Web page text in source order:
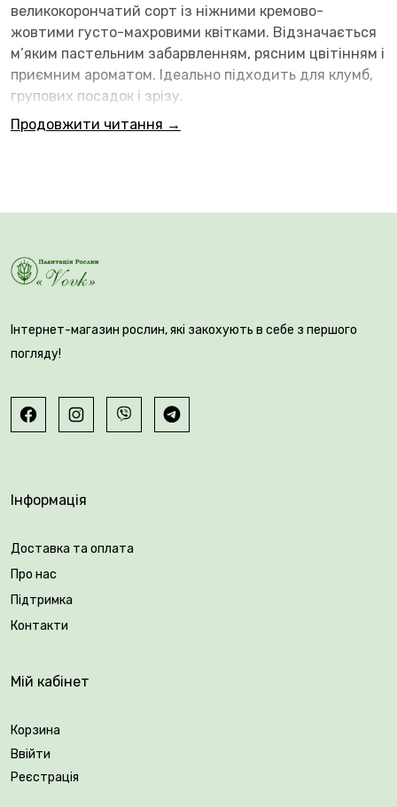
великокорончатий сорт із ніжними кремово-
жовтими густо-махровими квітками. Відзначається
м’яким пастельним забарвленням, рясним цвітінням і
приємним ароматом. Ідеально підходить для клумб,
групових посадок і зрізу.
затінених ділянках із пухким, дренованим ґрунтом.
Цибулини висаджують на глибину 10–15 см із
полив у період росту та цвітіння. Після цвітіння
квітконоси видаляють, листя залишають до повного
природного відмирання. Підживлення проводять
Продовжити читання →
Інтернет-магазин рослин, які закохують в себе з першого
погляду!
Інформація
Доставка та оплата
Про нас
Підтримка
Контакти
Мій кабінет
Корзина
Ввійти
Реєстрація